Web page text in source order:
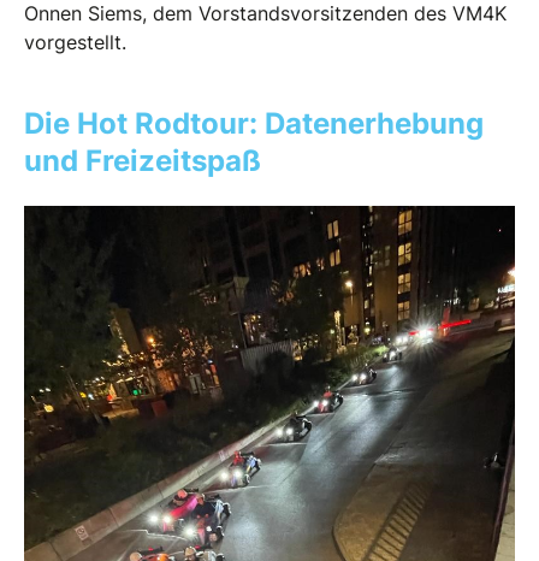
Onnen Siems, dem Vorstandsvorsitzenden des VM4K
vorgestellt.
Die Hot Rodtour: Datenerhebung
und Freizeitspaß